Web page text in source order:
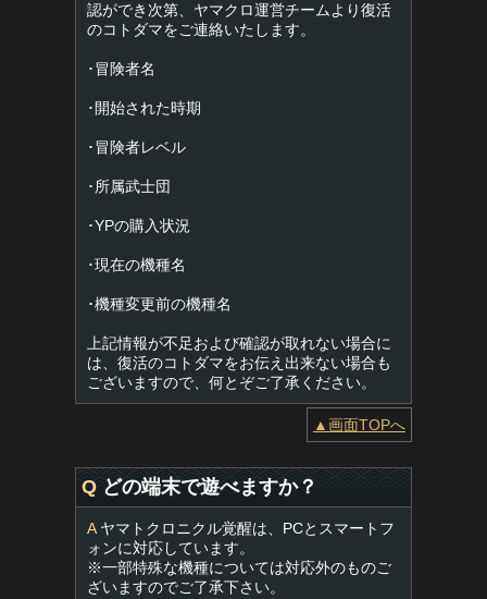
認ができ次第、ヤマクロ運営チームより復活
のコトダマをご連絡いたします。
･冒険者名
･開始された時期
･冒険者レベル
･所属武士団
･YPの購入状況
･現在の機種名
･機種変更前の機種名
上記情報が不足および確認が取れない場合に
は、復活のコトダマをお伝え出来ない場合も
ございますので、何とぞご了承ください。
▲画面TOPへ
Q どの端末で遊べますか？
Aヤマトクロニクル覚醒は、PCとスマートフ
ォンに対応しています。
※一部特殊な機種については対応外のものご
ざいますのでご了承下さい。